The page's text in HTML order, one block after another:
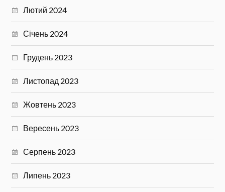
Лютий 2024
Січень 2024
Грудень 2023
Листопад 2023
Жовтень 2023
Вересень 2023
Серпень 2023
Липень 2023